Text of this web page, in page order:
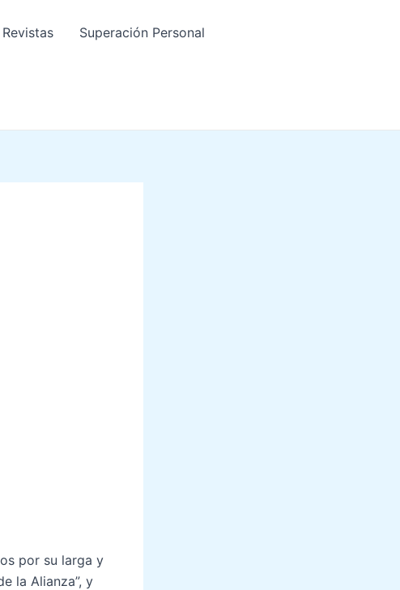
Revistas Superación Personal
por su larga y
la Alianza”, y